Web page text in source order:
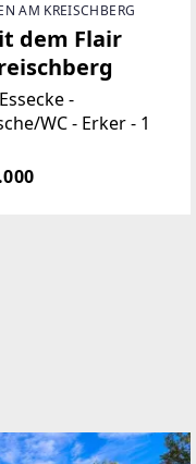
AM KREISCHBERG
dem Flair
-
WC - Erker - 1
Schuhraum -
und Trockner